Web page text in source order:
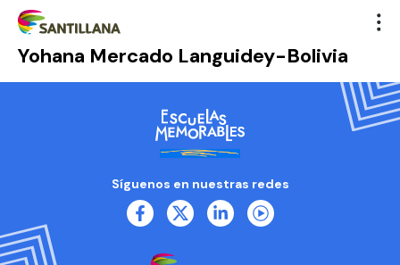
Yohana Mercado Languidey-Bolivia
Síguenos en nuestras redes